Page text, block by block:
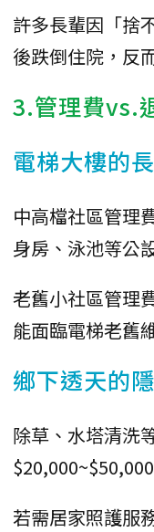
許多長輩因「捨
後跌倒住院，反
3.管理費vs.
電梯大樓的
中高檔社區管理
身房、泳池等公
老舊小社區管理
能面臨電梯老舊
鄉下透天的
除草、水塔清洗
$20,000~$50,000
若需居家照護服